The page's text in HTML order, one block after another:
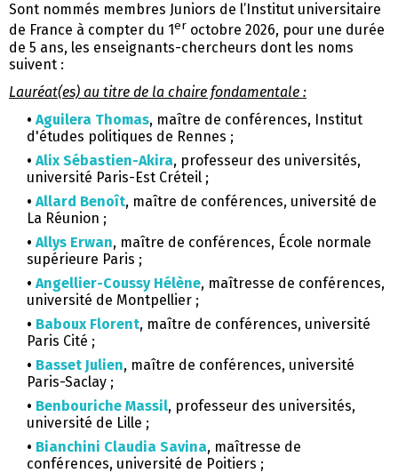
Sont nommés membres Juniors de l’Institut universitaire
de France à compter du 1er octobre 2026, pour une durée
de 5 ans, les enseignants-chercheurs dont les noms
suivent :
Lauréat(es) au titre de la chaire fondamentale :
• Aguilera Thomas, maître de conférences, Institut
d'études politiques de Rennes ;
• Alix Sébastien-Akira, professeur des universités,
université Paris-Est Créteil ;
• Allard Benoît, maître de conférences, université de
La Réunion ;
• Allys Erwan, maître de conférences, École normale
supérieure Paris ;
• Angellier-Coussy Hélène, maîtresse de conférences,
université de Montpellier ;
• Baboux Florent, maître de conférences, université
Paris Cité ;
• Basset Julien, maître de conférences, université
Paris-Saclay ;
• Benbouriche Massil, professeur des universités,
université de Lille ;
• Bianchini Claudia Savina, maîtresse de
conférences, université de Poitiers ;